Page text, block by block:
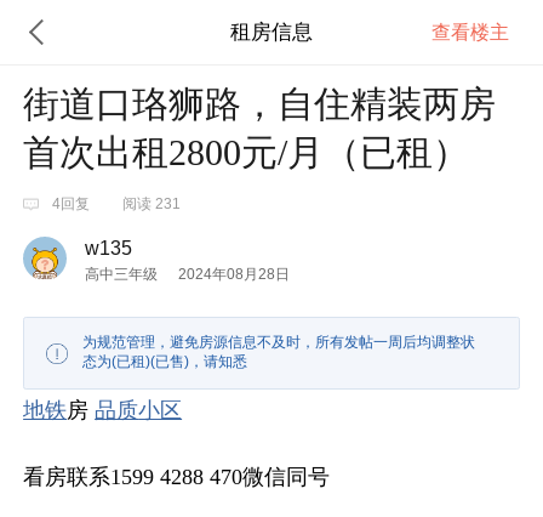
租房信息 查看楼主
街道口珞狮路，自住精装两房
首次出租2800元/月（已租）
4回复 阅读 231
w135
高中三年级 2024年08月28日
为规范管理，避免房源信息不及时，所有发帖一周后均调整状
态为(已租)(已售)，请知悉
地铁房 品质小区
看房联系1599 4288 470微信同号